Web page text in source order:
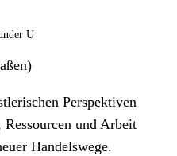
U
Perspektiven
und Arbeit
Handelswege.